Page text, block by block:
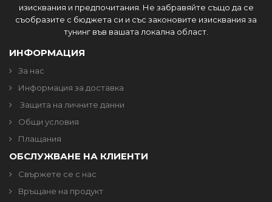
изисквания и предпочитания. Не забравяйте също да се
съобразите с бюджета си и със законовите изисквания за
тунинг във вашата локална област.
ИНФОРМАЦИЯ
За нас
Информация за доставка
Защита на личните данни
Общи условия
Плащания
ОБСЛУЖВАНЕ НА КЛИЕНТИ
Свържете се с нас
Връщане на продукт